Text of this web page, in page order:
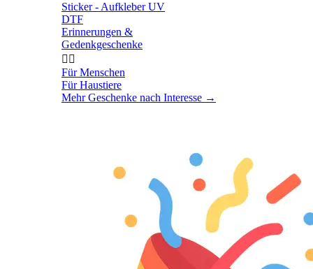
Sticker - Aufkleber UV
DTF
Erinnerungen &
Gedenkgeschenke
 
Für Menschen
Für Haustiere
Mehr Geschenke nach Interesse →